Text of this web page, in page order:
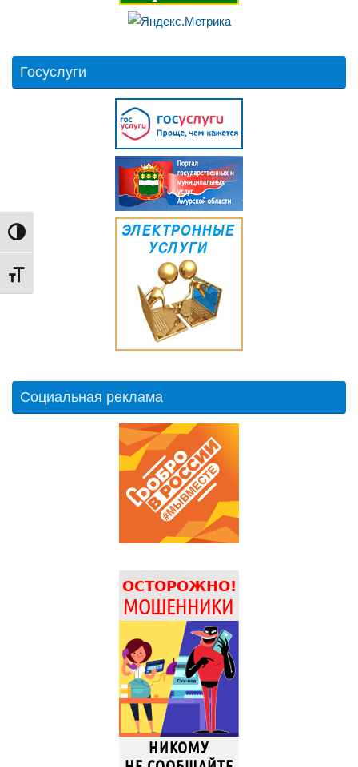
Переключить на высокую контрастность
Переключить на увеличенный шрифт
Госуслуги
Социальная реклама